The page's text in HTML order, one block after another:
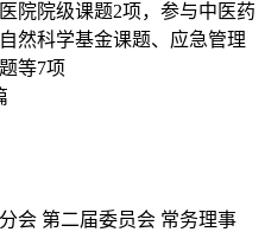
院院级课题2项，参与中医药
然科学基金课题、应急管理
等7项
会 第二届委员会 常务理事